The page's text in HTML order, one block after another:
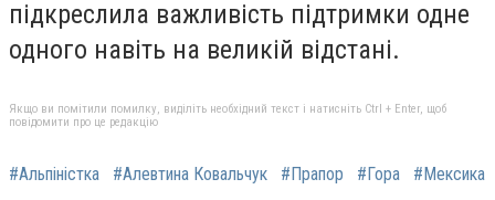
підкреслила важливість підтримки одне
одного навіть на великій відстані.
Якщо ви помітили помилку, виділіть необхідний текст і натисніть Ctrl + Enter, щоб
повідомити про це редакцію
#Альпіністка #Алевтина Ковальчук #Прапор #Гора #Мексика